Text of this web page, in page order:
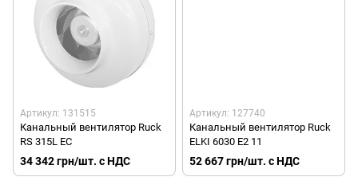
Артикул: 131515
Канальный вентилятор Ruck
RS 315L EC
34 342 грн/шт. с НДС
Артикул: 127740
Канальный вентилятор Ruck
ELKI 6030 E2 11
52 667 грн/шт. с НДС